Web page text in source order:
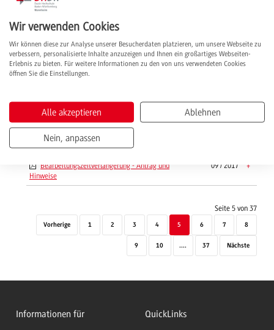
Anzeige der Abwesenheit in BWL-MKE
Äquivalenzbescheinigung - Antrag
Auslandsaufenthalt - Erfassung 11 / 2019 +
Auslandsaufenthalte von Studierenden -
Handreichung für Duale Partner
06 / 2022
und Genehmigung - Fakultät Technik
Bachelorarbeit Deckblatt - Fakultät Technik 08 / 2020 +
Beanstandung bei Einsicht in die
Prüfungsakte
Bearbeitungszeitverlängerung - Antrag und
Hinweise
09 / 2017 +
Seite 5 von 37
Vorherige 1 2 3 4 5 6 7 8
9 10 .... 37 Nächste
Informationen für QuickLinks
Wir verwenden Cookies
Wir können diese zur Analyse unserer Besucherdaten platzieren, um unsere Webseite zu
verbessern, personalisierte Inhalte anzuzeigen und Ihnen ein großartiges Webseiten-
Erlebnis zu bieten. Für weitere Informationen zu den von uns verwendeten Cookies
öffnen Sie die Einstellungen.
Alle akzeptieren Ablehnen
Nein, anpassen